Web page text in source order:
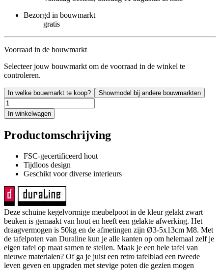
Bezorgd in bouwmarkt
gratis
Voorraad in de bouwmarkt
Selecteer jouw bouwmarkt om de voorraad in de winkel te
controleren.
In welke bouwmarkt te koop? Showmodel bij andere bouwmarkten
In winkelwagen
Productomschrijving
FSC-gecertificeerd hout
Tijdloos design
Geschikt voor diverse interieurs
Deze schuine kegelvormige meubelpoot in de kleur gelakt zwart
beuken is gemaakt van hout en heeft een gelakte afwerking. Het
draagvermogen is 50kg en de afmetingen zijn Ø3-5x13cm M8. Met
de tafelpoten van Duraline kun je alle kanten op om helemaal zelf je
eigen tafel op maat samen te stellen. Maak je een hele tafel van
nieuwe materialen? Of ga je juist een retro tafelblad een tweede
leven geven en upgraden met stevige poten die gezien mogen